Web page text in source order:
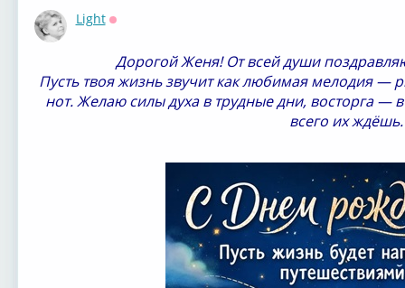
Light
Дорогой Женя! От всей души
⁣Пусть твоя жизнь звучит как любимая мелодия —
нот. Желаю силы духа в трудные дни, восторга —
всего их ждёшь.